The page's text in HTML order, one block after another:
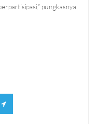
pungkasnya.